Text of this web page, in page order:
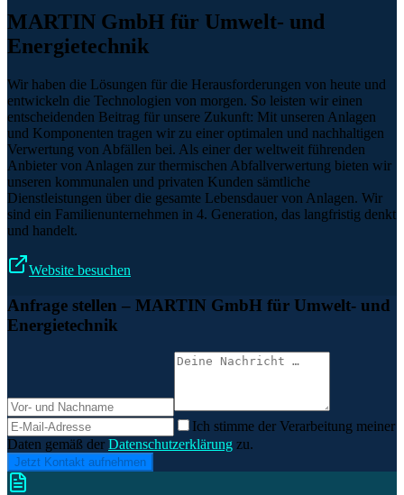
MARTIN GmbH für Umwelt- und
Energietechnik
Wir haben die Lösungen für die Herausforderungen von heute und
entwickeln die Technologien von morgen. So leisten wir einen
entscheidenden Beitrag für unsere Zukunft: Mit unseren Anlagen
und Komponenten tragen wir zu einer optimalen und nachhaltigen
Verwertung von Abfällen bei. Als einer der weltweit führenden
Anbieter von Anlagen zur thermischen Abfallverwertung bieten wir
unseren kommunalen und privaten Kunden sämtliche
Dienstleistungen über die gesamte Lebensdauer von Anlagen. Wir
sind ein Familienunternehmen in 4. Generation, das langfristig denkt
und handelt.
Website besuchen
Anfrage stellen – MARTIN GmbH für Umwelt- und
Energietechnik
Ich stimme der Verarbeitung meiner
Daten gemäß der Datenschutzerklärung zu.
Jetzt Kontakt aufnehmen